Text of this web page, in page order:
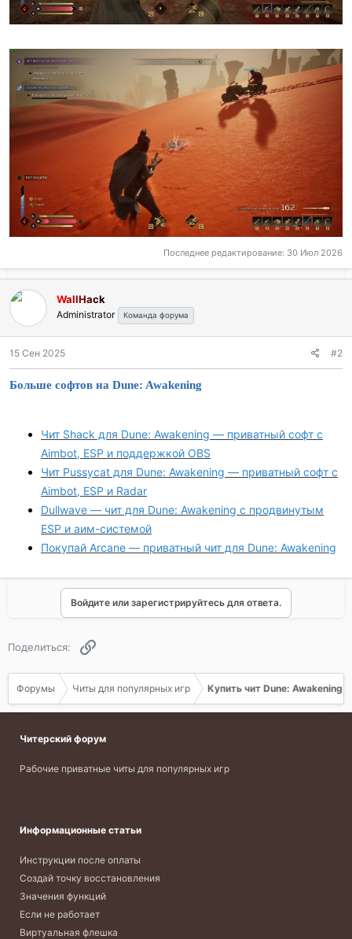
Последнее редактирование: 30 Июл 2026
WallHack
Administrator Команда форума
15 Сен 2025 #2
Больше софтов на Dune: Awakening
Чит Shack для Dune: Awakening — приватный софт с
Aimbot, ESP и поддержкой OBS
Чит Pussycat для Dune: Awakening — приватный софт с
Aimbot, ESP и Radar
Dullwave — чит для Dune: Awakening с продвинутым
ESP и аим-системой
Покупай Arcane — приватный чит для Dune: Awakening
Войдите или зарегистрируйтесь для ответа.
Поделиться:
Форумы Читы для популярных игр Купить чит Dune: Awakening
Читерский форум
Рабочие приватные читы для популярных игр
Информационные статьи
Инструкции после оплаты
Создай точку восстановления
Значения функций
Если не работает
Виртуальная флешка